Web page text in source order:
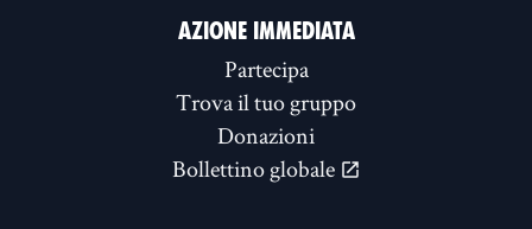
AZIONE IMMEDIATA
Partecipa
Trova il tuo gruppo
Donazioni
Bollettino globale